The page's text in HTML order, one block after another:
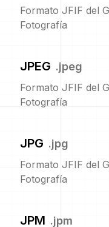
Formato JFIF del
Fotografía
JPEG .jpeg
Formato JFIF del
Fotografía
JPG .jpg
Formato JFIF del
Fotografía
JPM .jpm